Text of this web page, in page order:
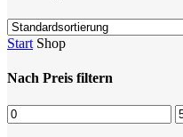
Start Shop
Nach Preis filtern
Min.
Preis